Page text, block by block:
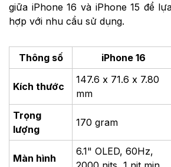
giữa iPhone 16 và iPhone 15 để
hợp với nhu cầu sử dụng.
Thông số iPhone 16
Kích thước
147.6 x 71.6 x 7.80
mm
Trọng
lượng
170 gram
Màn hình
6.1" OLED, 60Hz,